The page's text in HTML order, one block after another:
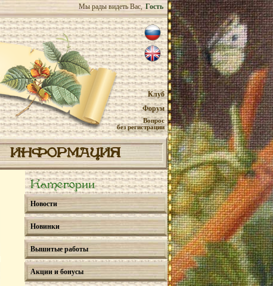
Мы рады видеть Вас, Гость
Клуб
Форум
Вопрос
без регистрации
ИНФОРМАЦИЯ
Категории
Новости
Новинки
Вышитые работы
Акции и бонусы